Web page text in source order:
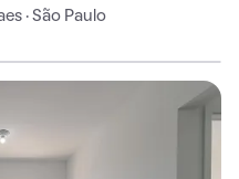
· São Paulo